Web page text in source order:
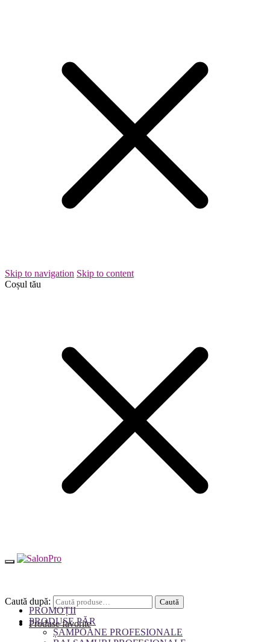
Skip to navigation Skip to content
Coșul tău
Caută după: Caută
Produse favorite
PROMOȚII
PRODUSE PĂR
ȘAMPOANE PROFESIONALE